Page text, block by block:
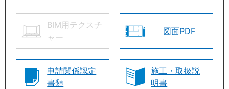
BIM用テクスチ
ャー
図面PDF
申請関係認定
書類
施工・取扱説
明書